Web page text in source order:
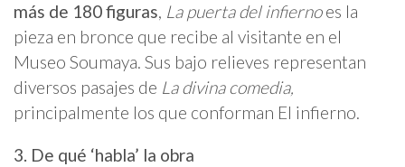
más de 180 figuras, La puerta del infiernoes la
pieza en bronce que recibe al visitante en el
Museo Soumaya. Sus bajo relieves representan
diversos pasajes de La divina comedia,
principalmente los que conforman El infierno.
3. De qué ‘habla’ la obra